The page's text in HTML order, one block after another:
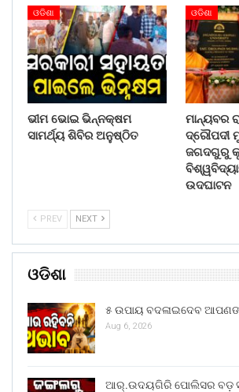
ଓଡିଶା
ଭୀମ ଭୋଇ ଭିନ୍ନକ୍ଷମ
ସାମର୍ଥ୍ୟ ଶିବିର ଅନୁଷ୍ଠିତ
ଓଡିଶା
ମାନ୍ୟବର
ଦ୍ରୌପଦୀ
ଜଗଦଗୁରୁ
ଉଦଘାଟନ
PREV NEXT
ଓଡିଶା
୫ ଉପାୟ ବଦଳାଇଦେବ
Aug 6, 2026
ଆର୍.ଉଦୟଗିରି ପୋଲିସର ବଡ଼